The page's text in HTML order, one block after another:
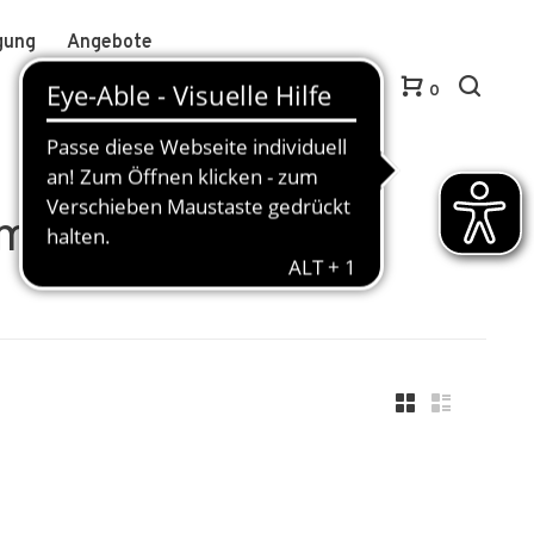
Angebote
Anmelden / Kundenkonto anlegen
0